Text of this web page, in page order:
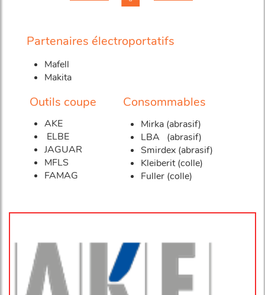
Partenaires électroportatifs
Mafell
Makita
Outils coupe
AKE
ELBE
JAGUAR
MFLS
FAMAG
Consommables
Mirka (abrasif)
LBA (abrasif)
Smirdex (abrasif)
Kleiberit (colle)
Fuller (colle)